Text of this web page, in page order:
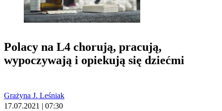
Polacy na L4 chorują, pracują,
wypoczywają i opiekują się dziećmi
Grażyna J. Leśniak
17.07.2021 | 07:30